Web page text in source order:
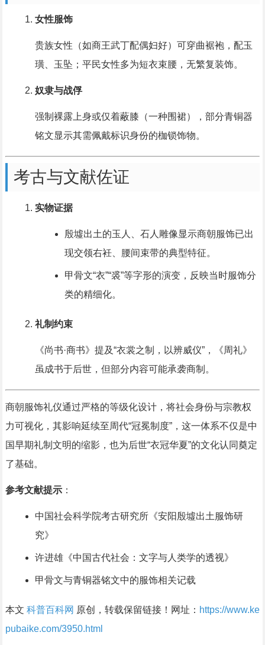
女性服饰
贵族女性（如商王武丁配偶妇好）可穿曲裾袍，配玉
璜、玉坠；平民女性多为短衣束腰，无繁复装饰。
奴隶与战俘
强制裸露上身或仅着蔽膝（一种围裙），部分青铜器
铭文显示其需佩戴标识身份的枷锁饰物。
考古与文献佐证
实物证据
殷墟出土的玉人、石人雕像显示商朝服饰已出
现交领右衽、腰间束带的典型特征。
甲骨文“衣”“裘”等字形的演变，反映当时服饰分
类的精细化。
礼制约束
《尚书·商书》提及“衣裳之制，以辨威仪”，《周礼》
虽成书于后世，但部分内容可能承袭商制。
商朝服饰礼仪通过严格的等级化设计，将社会身份与宗教权
力可视化，其影响延续至周代“冠冕制度”，这一体系不仅是中
国早期礼制文明的缩影，也为后世“衣冠华夏”的文化认同奠定
了基础。
参考文献提示：
中国社会科学院考古研究所《安阳殷墟出土服饰研
究》
许进雄《中国古代社会：文字与人类学的透视》
甲骨文与青铜器铭文中的服饰相关记载
本文 科普百科网 原创，转载保留链接！网址： https://www.ke
pubaike.com/3950.html